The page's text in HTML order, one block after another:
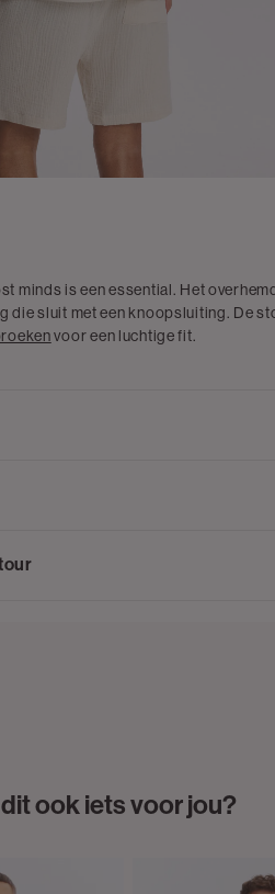
minds is een essential. Het
die sluit met een knoopsluiting. De
voor een luchtige fit.
ook iets voor jou?